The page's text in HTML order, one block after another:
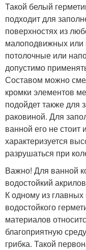
Такой белый
подходит для
поверхностях из
малоподвижных или
потолочные или
допустимо
Составом можно
кромки элементов
подойдет также для
раковиной. Для
ванной его не стоит
характеризуется
разрушаться при
Важно! Для ванной
водостойкий
К одному из главных
водостойкого
материалов
благоприятную
грибка. Такой